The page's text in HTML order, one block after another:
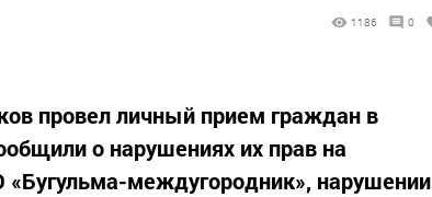
1186 0
провел личный прием граждан в
о нарушениях их прав на
междугородник», нарушении